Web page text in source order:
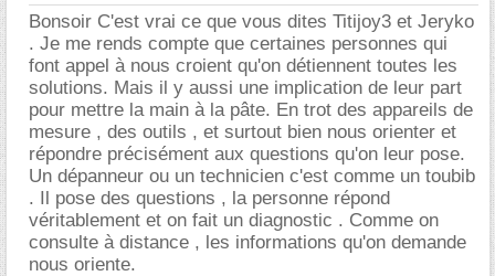
Bonsoir C'est vrai ce que vous dites Titijoy3 et Jeryko
. Je me rends compte que certaines personnes qui
font appel à nous croient qu'on détiennent toutes les
solutions. Mais il y aussi une implication de leur part
pour mettre la main à la pâte. En trot des appareils de
mesure , des outils , et surtout bien nous orienter et
répondre précisément aux questions qu'on leur pose.
Un dépanneur ou un technicien c'est comme un toubib
. Il pose des questions , la personne répond
véritablement et on fait un diagnostic . Comme on
consulte à distance , les informations qu'on demande
nous oriente.